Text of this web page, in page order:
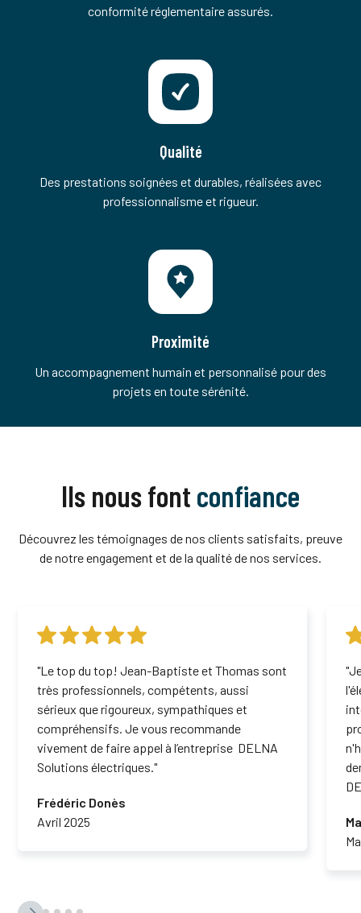
conformité réglementaire assurés.
Qualité
Des prestations soignées et durables, réalisées avec
professionnalisme et rigueur.
Proximité
Un accompagnement humain et personnalisé pour des
projets en toute sérénité.
Ils nous font confiance
Découvrez les témoignages de nos clients satisfaits, preuve
de notre engagement et de la qualité de nos services.
"Le top du top! Jean-Baptiste et Thomas sont
très professionnels, compétents, aussi
sérieux que rigoureux, sympathiques et
compréhensifs. Je vous recommande
vivement de faire appel à l’entreprise DELNA
Solutions électriques."
Frédéric Donès
Avril 2025